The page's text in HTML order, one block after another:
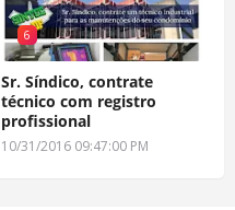
6
Sr. Síndico, contrate
técnico com registro
profissional
10/31/2016 09:47:00 PM